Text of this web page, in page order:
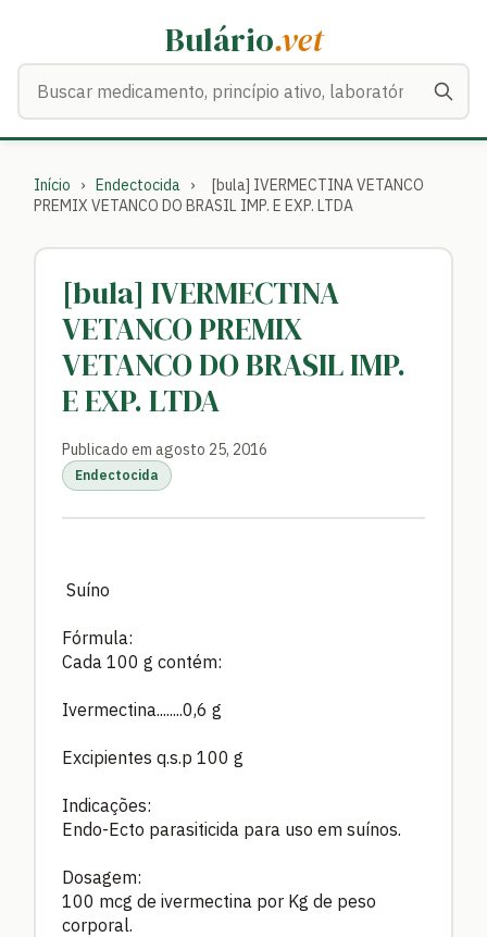
Bulário.vet
Início › Endectocida ›
[bula] IVERMECTINA VETANCO
PREMIX VETANCO DO BRASIL IMP. E EXP. LTDA
[bula] IVERMECTINA
VETANCO PREMIX
VETANCO DO BRASIL IMP.
E EXP. LTDA
Publicado em agosto 25, 2016
Endectocida
Suíno
Fórmula:
Cada 100 g contém:
Ivermectina........0,6 g
Excipientes q.s.p 100 g
Indicações:
Endo-Ecto parasiticida para uso em suínos.
Dosagem:
100 mcg de ivermectina por Kg de peso
corporal.